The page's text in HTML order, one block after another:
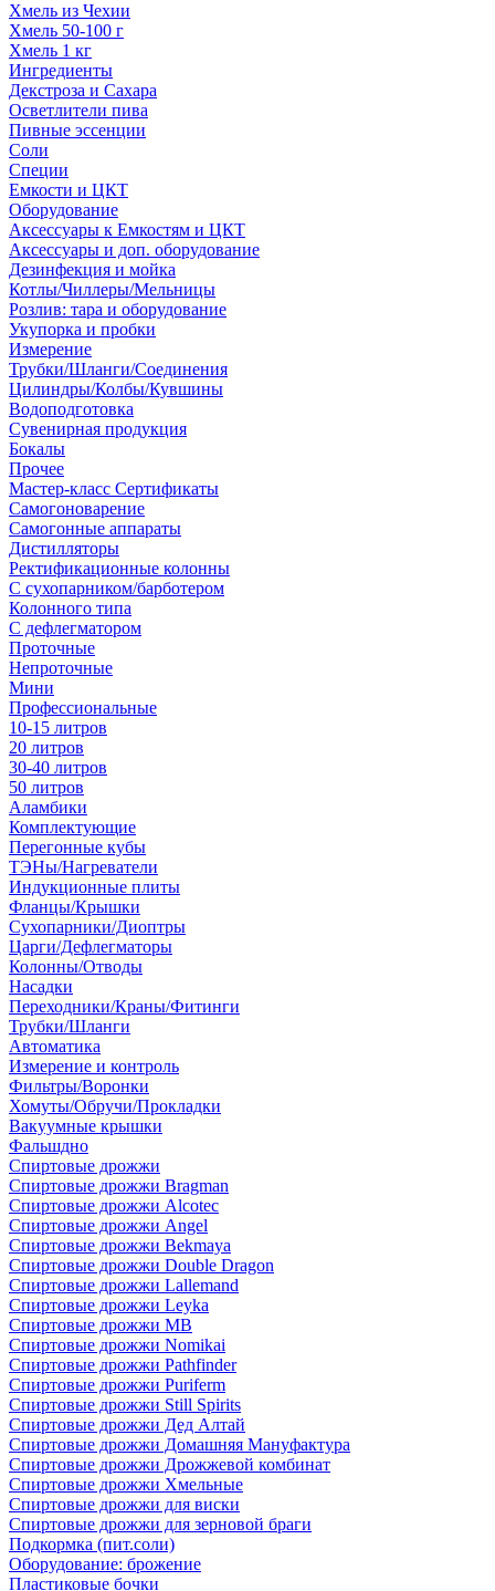
Хмель из Чехии
Хмель 50-100 г
Хмель 1 кг
Ингредиенты
Декстроза и Сахара
Осветлители пива
Пивные эссенции
Соли
Специи
Емкости и ЦКТ
Оборудование
Аксессуары к Емкостям и ЦКТ
Аксессуары и доп. оборудование
Дезинфекция и мойка
Котлы/Чиллеры/Мельницы
Розлив: тара и оборудование
Укупорка и пробки
Измерение
Трубки/Шланги/Соединения
Цилиндры/Колбы/Кувшины
Водоподготовка
Сувенирная продукция
Бокалы
Прочее
Мастер-класс Сертификаты
Самогоноварение
Самогонные аппараты
Дистилляторы
Ректификационные колонны
С сухопарником/барботером
Колонного типа
С дефлегматором
Проточные
Непроточные
Мини
Профессиональные
10-15 литров
20 литров
30-40 литров
50 литров
Аламбики
Комплектующие
Перегонные кубы
ТЭНы/Нагреватели
Индукционные плиты
Фланцы/Крышки
Сухопарники/Диоптры
Царги/Дефлегматоры
Колонны/Отводы
Насадки
Переходники/Краны/Фитинги
Трубки/Шланги
Автоматика
Измерение и контроль
Фильтры/Воронки
Хомуты/Обручи/Прокладки
Вакуумные крышки
Фальшдно
Спиртовые дрожжи
Спиртовые дрожжи Bragman
Спиртовые дрожжи Alcotec
Спиртовые дрожжи Angel
Спиртовые дрожжи Bekmaya
Спиртовые дрожжи Double Dragon
Спиртовые дрожжи Lallemand
Спиртовые дрожжи Leyka
Спиртовые дрожжи MB
Спиртовые дрожжи Nomikai
Спиртовые дрожжи Pathfinder
Спиртовые дрожжи Puriferm
Спиртовые дрожжи Still Spirits
Спиртовые дрожжи Дед Алтай
Спиртовые дрожжи Домашняя Мануфактура
Спиртовые дрожжи Дрожжевой комбинат
Спиртовые дрожжи Хмельные
Спиртовые дрожжи для виски
Спиртовые дрожжи для зерновой браги
Подкормка (пит.соли)
Оборудование: брожение
Пластиковые бочки